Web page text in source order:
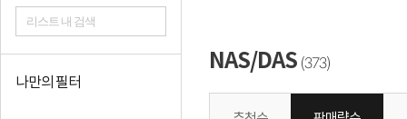
리스트 내 검색
나만의 필터
NAS/DAS (373)